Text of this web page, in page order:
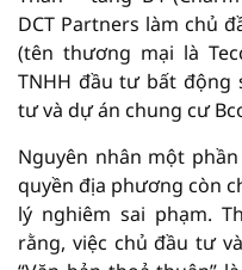
DCT Partners làm chủ
(tên thương mại là
TNHH đầu tư bất động
tư và dự án chung cư
Nguyên nhân một
quyền địa phương còn
lý nghiêm sai phạm.
rằng, việc chủ đầu tư